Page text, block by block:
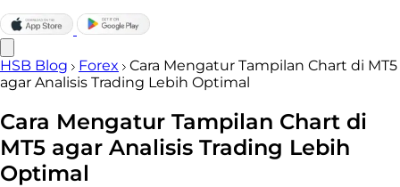
HSB Blog Forex
Cara Mengatur Tampilan Chart di MT5
agar Analisis Trading Lebih Optimal
Cara Mengatur Tampilan Chart di
MT5 agar Analisis Trading Lebih
Optimal